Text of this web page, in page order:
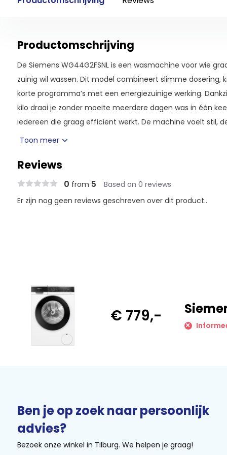
Productomschrijving
De Siemens WG44G2FSNL is een wasmachine voor wie
zuinig wil wassen. Dit model combineert slimme dosering,
korte programma’s met een energiezuinige werking.
kilo draai je zonder moeite meerdere dagen was in één
iedereen die graag efficiënt werkt. De machine voelt stil,
zodat je hem met een gerust gevoel dagelijks gebruikt.
Slim wassen met automatisch doseren
nodig is. Je vult de reservoirs één keer en de machine
genoeg. Dat zorgt voor schonere was én minder
of kies je het 15 of 30 minuten programma. Zo is je was
hebt.
Zuinig en veilig voor je huishouden
Met energielabel A behoort deze Siemens tot de meest
Sterke bouwkwaliteit met dagelijks comfort
De trommel is zacht voor je kleding en zorgt dat stoffen
maakt dat je de machine makkelijk ’s avonds draait zonder
Toon meer
Reviews
0 from 5 Based on 0 reviews
Er zijn nog geen reviews geschreven over dit product..
€ 779,-
Ben je op zoek naar persoonlijk
advies?
Bezoek onze winkel in Tilburg. We helpen je graag!